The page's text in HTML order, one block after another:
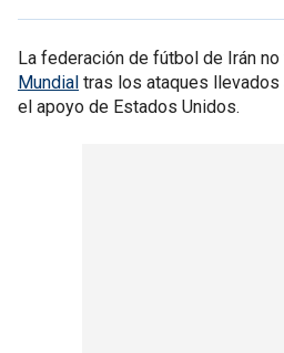
La federación de fútbol de Irán
Mundial tras los ataques llevados
el apoyo de Estados Unidos.